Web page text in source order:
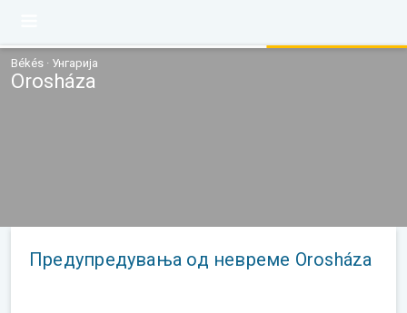
Békés · Унгарија
Orosháza
Предупредувања од невреме Orosháza